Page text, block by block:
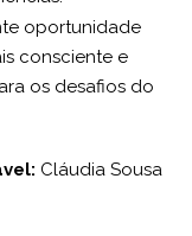
oportunidade
consciente e
os desafios do
Cláudia Sousa